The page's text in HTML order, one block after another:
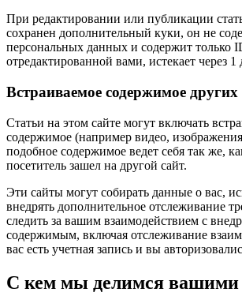
При редактировании или публикации
сохранен дополнительный куки, он не
персональных данных и содержит только
отредактированной вами, истекает через 1
Встраиваемое содержимое других
Статьи на этом сайте могут включать
содержимое (например видео,
подобное содержимое ведет себя так же,
посетитель зашел на другой сайт.
Эти сайты могут собирать данные о вас,
внедрять дополнительное отслеживание
следить за вашим взаимодействием с
содержимым, включая отслеживание
вас есть учетная запись и вы
С кем мы делимся